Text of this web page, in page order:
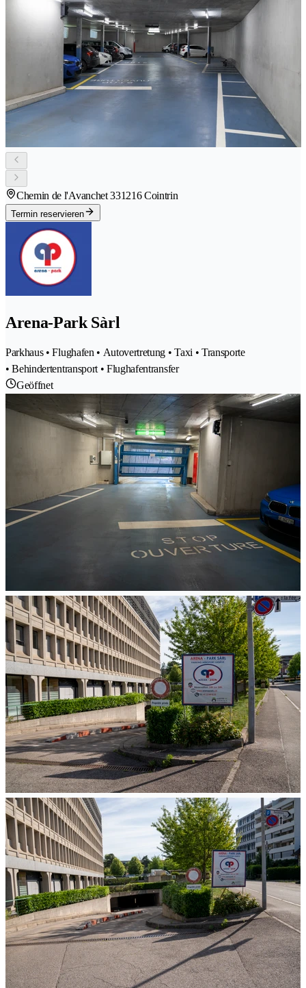
Chemin de l'Avanchet 331216 Cointrin
Termin reservieren
Arena-Park Sàrl
Parkhaus • Flughafen • Autovertretung • Taxi • Transporte
• Behindertentransport • Flughafentransfer
Geöffnet